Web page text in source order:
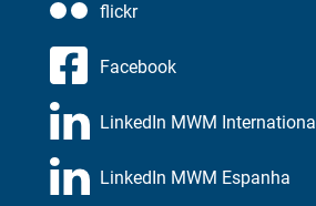
flickr
Facebook
LinkedIn MWM International
LinkedIn MWM Espanha